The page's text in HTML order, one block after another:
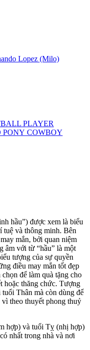
Lopez (Milo)
PLAYER
COWBOY
hầu”) được xem là biểu
tuệ và thông minh. Bên
mắn, bởi quan niệm
âm với từ “hầu” là một
tượng của sự quyền
điều may mắn tốt đẹp
để làm quà tặng cho
hoặc thăng chức. Tượng
Thân mà còn dùng để
theo thuyết phong thuỷ
hợp) và tuổi Tỵ (nhị hợp)
nhất trong nhà và nơi